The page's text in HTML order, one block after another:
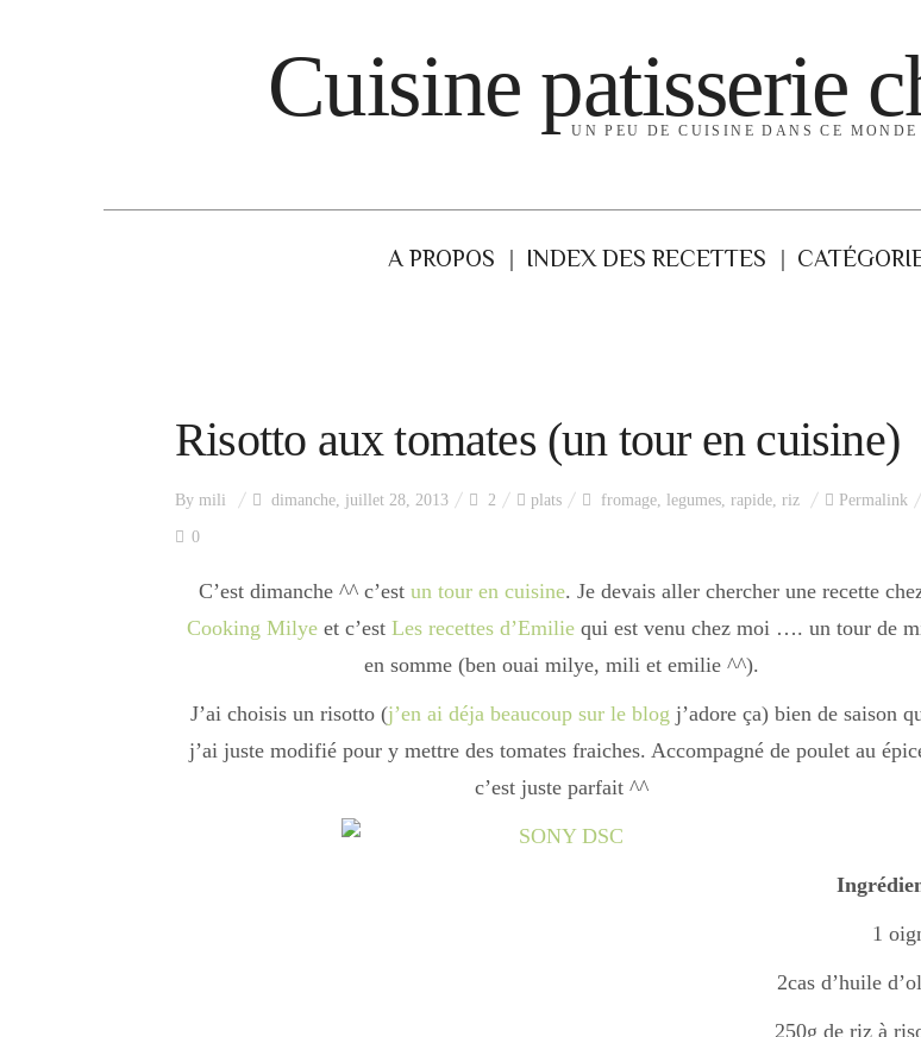
Cuisine patisserie
UN PEU DE CUISINE DANS CE MONDE
A PROPOS INDEX DES RECETTES
Risotto aux tomates (un tour en cuisine)
By mili dimanche, juillet 28, 2013 2 plats fromage, legumes, rapide, riz Permalink
0
C’est dimanche ^^ c’est un tour en cuisine. Je devais aller chercher une recette
Cooking Milyeet c’est Les recettes d’Emiliequi est venu chez moi …. un tour de
en somme (ben ouai milye, mili et emilie ^^).
J’ai choisis un risotto (j’en ai déja beaucoup sur le blog j’adore ça) bien de saison
j’ai juste modifié pour y mettre des tomates fraiches. Accompagné de poulet au
c’est juste parfait ^^
1
2cas d’huile
250g de riz à